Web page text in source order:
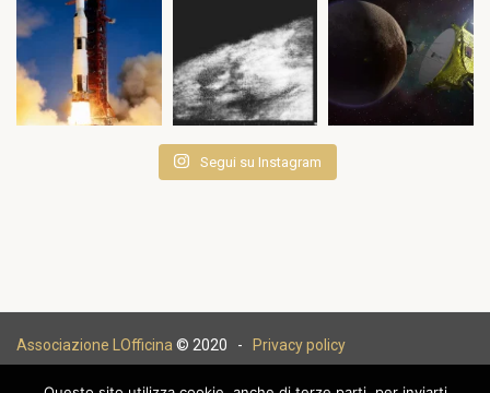
Segui su Instagram
Associazione LOfficina © 2020 - Privacy policy